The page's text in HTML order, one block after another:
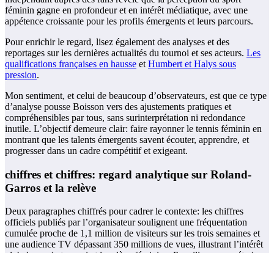
féminin gagne en profondeur et en intérêt médiatique, avec une
appétence croissante pour les profils émergents et leurs parcours.
Pour enrichir le regard, lisez également des analyses et des
reportages sur les dernières actualités du tournoi et ses acteurs. Les
qualifications françaises en hausse et Humbert et Halys sous
pression.
Mon sentiment, et celui de beaucoup d’observateurs, est que ce type
d’analyse pousse Boisson vers des ajustements pratiques et
compréhensibles par tous, sans surinterprétation ni redondance
inutile. L’objectif demeure clair: faire rayonner le tennis féminin en
montrant que les talents émergents savent écouter, apprendre, et
progresser dans un cadre compétitif et exigeant.
chiffres et chiffres: regard analytique sur Roland-
Garros et la relève
Deux paragraphes chiffrés pour cadrer le contexte: les chiffres
officiels publiés par l’organisateur soulignent une fréquentation
cumulée proche de 1,1 million de visiteurs sur les trois semaines et
une audience TV dépassant 350 millions de vues, illustrant l’intérêt